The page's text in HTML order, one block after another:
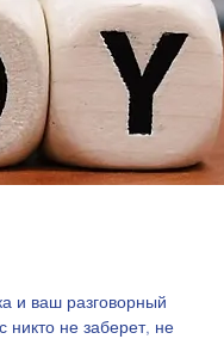
и ваш разговорный
никто не заберет, не